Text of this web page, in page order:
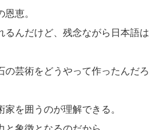
恵。
るんだけど、残念ながら日本語は
の芸術をどうやって作ったんだろ
を囲うのが理解できる。